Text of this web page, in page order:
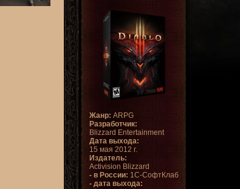
Жанр: ARPG
Разработчик:
Blizzard Entertainment
Дата выхода:
15 мая 2012 г.
Издатель:
Activision Blizzard
- в России: 1С-СофтКлаб
- дата выхода: